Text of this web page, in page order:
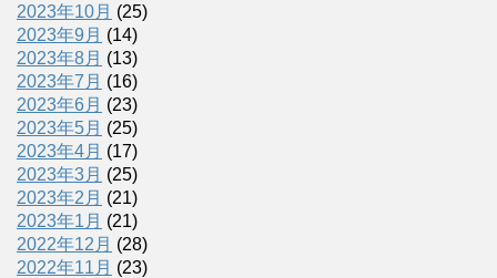
2023年10月 (25)
2023年9月 (14)
2023年8月 (13)
2023年7月 (16)
2023年6月 (23)
2023年5月 (25)
2023年4月 (17)
2023年3月 (25)
2023年2月 (21)
2023年1月 (21)
2022年12月 (28)
2022年11月 (23)